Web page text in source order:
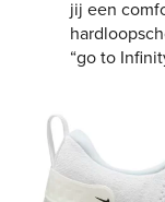
jij een
“go to